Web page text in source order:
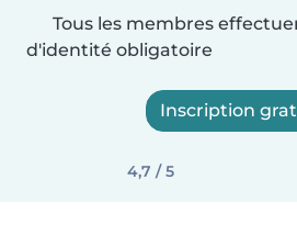
Tous les membres
d'identité obligatoire
Inscription
4,7 / 5